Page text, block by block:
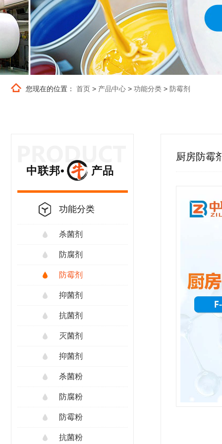
您现在的位置： 首页 > 产品中心 > 功能分类 > 防霉剂
中联邦• 产品
功能分类
杀菌剂
防腐剂
防霉剂
抑菌剂
抗菌剂
灭菌剂
抑菌剂
杀菌粉
防腐粉
防霉粉
抗菌粉
厨房防霉